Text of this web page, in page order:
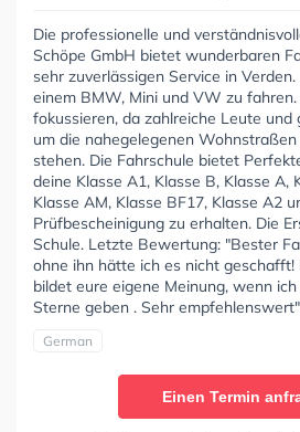
Die professionelle und
Schöpe GmbH bietet wunderbaren
sehr zuverlässigen Service in
einem BMW, Mini und VW zu
fokussieren, da zahlreiche Leute
um die nahegelegenen
stehen. Die Fahrschule bietet
deine Klasse A1, Klasse B, Klasse A,
Klasse AM, Klasse BF17, Klasse A2
Prüfbescheinigung zu erhalten. Die
Schule. Letzte Bewertung: "Bester
ohne ihn hätte ich es nicht
bildet eure eigene Meinung, wenn
Sterne geben . Sehr empfehlenswert"
German
Einen Termin